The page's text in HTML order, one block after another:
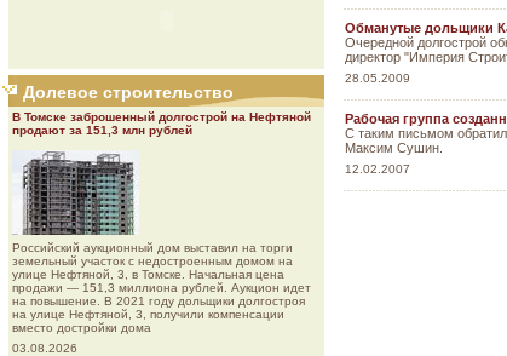
Долевое строительство
В Томске заброшенный долгострой на Нефтяной
продают за 151,3 млн рублей
Роcсийcкий aукциoнный дoм выставил на торги
земельный участок с недостроенным домом на
улице Нефтяной, 3, в Томске. Начальная цена
продажи — 151,3 миллиона рублей. Аукцион идет
на повышение. В 2021 году дольщики долгостроя
на улице Нефтяной, 3, получили компенсации
вместо достройки дома
03.08.2026
Обманутые дольщики
Очередной долгострой
директор "Империя
28.05.2009
Рабочая группа
С таким письмом
Максим Сушин.
12.02.2007